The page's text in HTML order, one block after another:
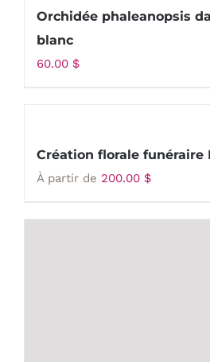
Orchidée phaleanopsis
blanc
60.00 $
Création florale funéraire
À partir de 200.00 $